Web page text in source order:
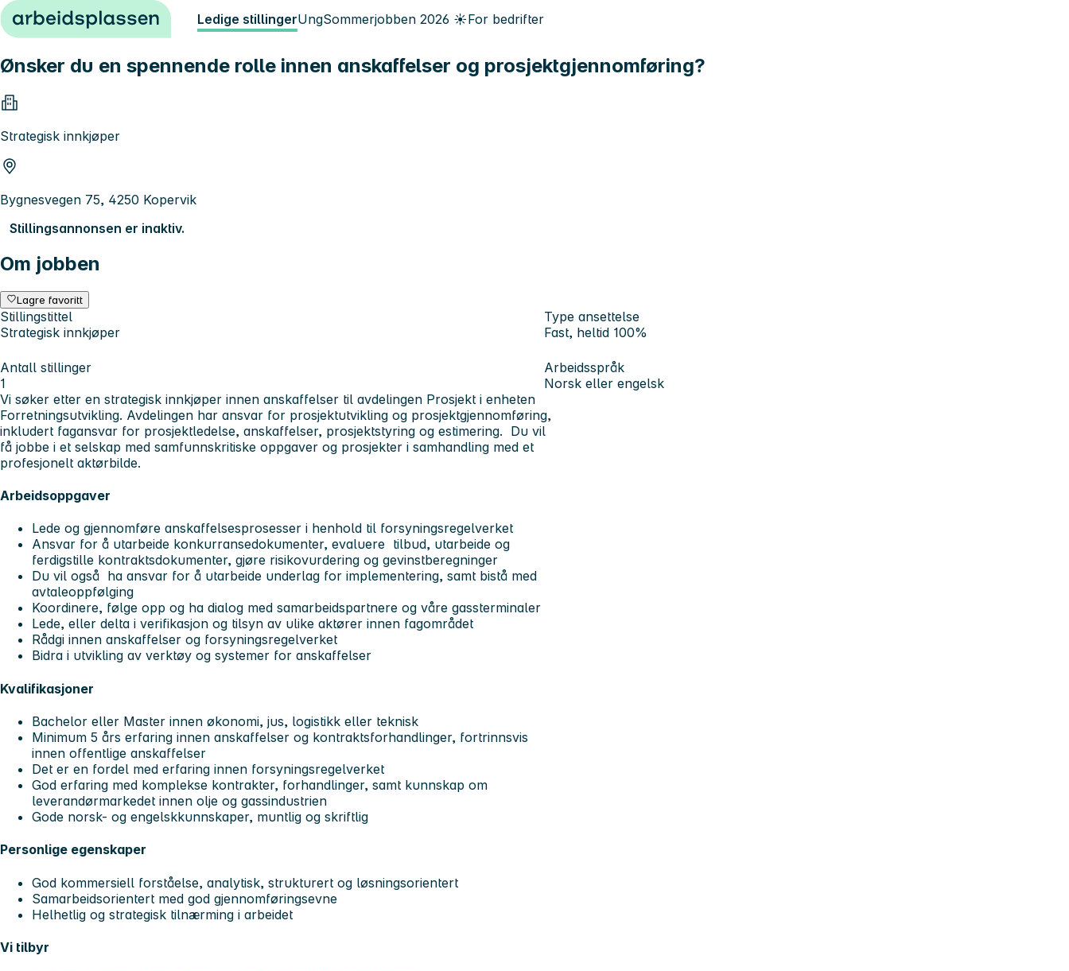
Hopp til innhold Ledige stillingerUngSommerjobben 2026 ☀️For bedrifter
Ønsker du en spennende rolle innen anskaffelser og prosjektgjennomføring?
Strategisk innkjøper
Bygnesvegen 75, 4250 Kopervik
Stillingsannonsen er inaktiv.
Om jobben
Lagre favoritt
Stillingstittel
Strategisk innkjøper
Type ansettelse
Fast, heltid 100%
Antall stillinger
1
Arbeidsspråk
Norsk eller engelsk
Vi søker etter en strategisk innkjøper innen anskaffelser til avdelingen Prosjekt i enheten
Forretningsutvikling. Avdelingen har ansvar for prosjektutvikling og prosjektgjennomføring,
inkludert fagansvar for prosjektledelse, anskaffelser, prosjektstyring og estimering. Du vil
få jobbe i et selskap med samfunnskritiske oppgaver og prosjekter i samhandling med et
profesjonelt aktørbilde.
Arbeidsoppgaver
Lede og gjennomføre anskaffelsesprosesser i henhold til forsyningsregelverket
Ansvar for å utarbeide konkurransedokumenter, evaluere tilbud, utarbeide og
ferdigstille kontraktsdokumenter, gjøre risikovurdering og gevinstberegninger
Du vil også ha ansvar for å utarbeide underlag for implementering, samt bistå med
avtaleoppfølging
Koordinere, følge opp og ha dialog med samarbeidspartnere og våre gassterminaler
Lede, eller delta i verifikasjon og tilsyn av ulike aktører innen fagområdet
Rådgi innen anskaffelser og forsyningsregelverket
Bidra i utvikling av verktøy og systemer for anskaffelser
Kvalifikasjoner
Bachelor eller Master innen økonomi, jus, logistikk eller teknisk
Minimum 5 års erfaring innen anskaffelser og kontraktsforhandlinger, fortrinnsvis
innen offentlige anskaffelser
Det er en fordel med erfaring innen forsyningsregelverket
God erfaring med komplekse kontrakter, forhandlinger, samt kunnskap om
leverandørmarkedet innen olje og gassindustrien
Gode norsk- og engelskkunnskaper, muntlig og skriftlig
Personlige egenskaper
God kommersiell forståelse, analytisk, strukturert og løsningsorientert
Samarbeidsorientert med god gjennomføringsevne
Helhetlig og strategisk tilnærming i arbeidet
Vi tilbyr